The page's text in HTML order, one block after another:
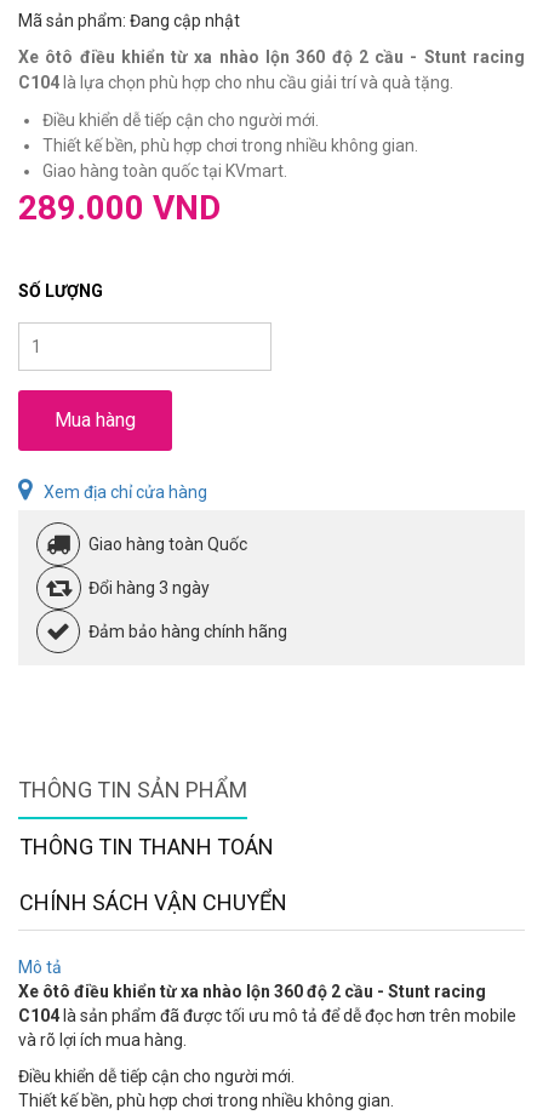
Mã sản phẩm: Đang cập nhật
Xe ôtô điều khiển từ xa nhào lộn 360 độ 2 cầu - Stunt racing
C104 là lựa chọn phù hợp cho nhu cầu giải trí và quà tặng.
Điều khiển dễ tiếp cận cho người mới.
Thiết kế bền, phù hợp chơi trong nhiều không gian.
Giao hàng toàn quốc tại KVmart.
289.000 VND
SỐ LƯỢNG
Mua hàng
Xem địa chỉ cửa hàng
Giao hàng toàn Quốc
Đổi hàng 3 ngày
Đảm bảo hàng chính hãng
THÔNG TIN SẢN PHẨM
THÔNG TIN THANH TOÁN
CHÍNH SÁCH VẬN CHUYỂN
Mô tả
Xe ôtô điều khiển từ xa nhào lộn 360 độ 2 cầu - Stunt racing
C104 là sản phẩm đã được tối ưu mô tả để dễ đọc hơn trên mobile
và rõ lợi ích mua hàng.
Điều khiển dễ tiếp cận cho người mới.
Thiết kế bền, phù hợp chơi trong nhiều không gian.